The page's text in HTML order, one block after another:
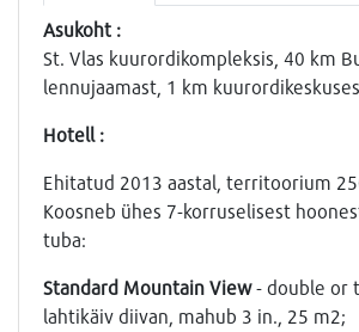
Asukoht :
St. Vlas kuurordikompleksis, 40 km
lennujaamast, 1 km
Hotell :
Ehitatud 2013 aastal, territoorium
Koosneb ühes 7-korruselisest
tuba:
Standard Mountain View- double or
lahtikäiv diivan, mahub 3 in., 25 m2;